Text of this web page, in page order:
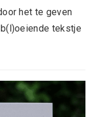
het te geven
tekstje